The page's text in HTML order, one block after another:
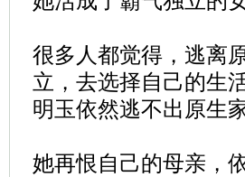
很多人都觉得，逃离
立，去选择自己的生
明玉依然逃不出原生
她再恨自己的母亲，